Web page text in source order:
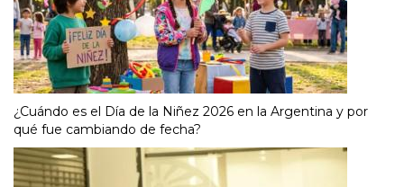
¿Cuándo es el Día de la Niñez 2026 en la Argentina y por
qué fue cambiando de fecha?